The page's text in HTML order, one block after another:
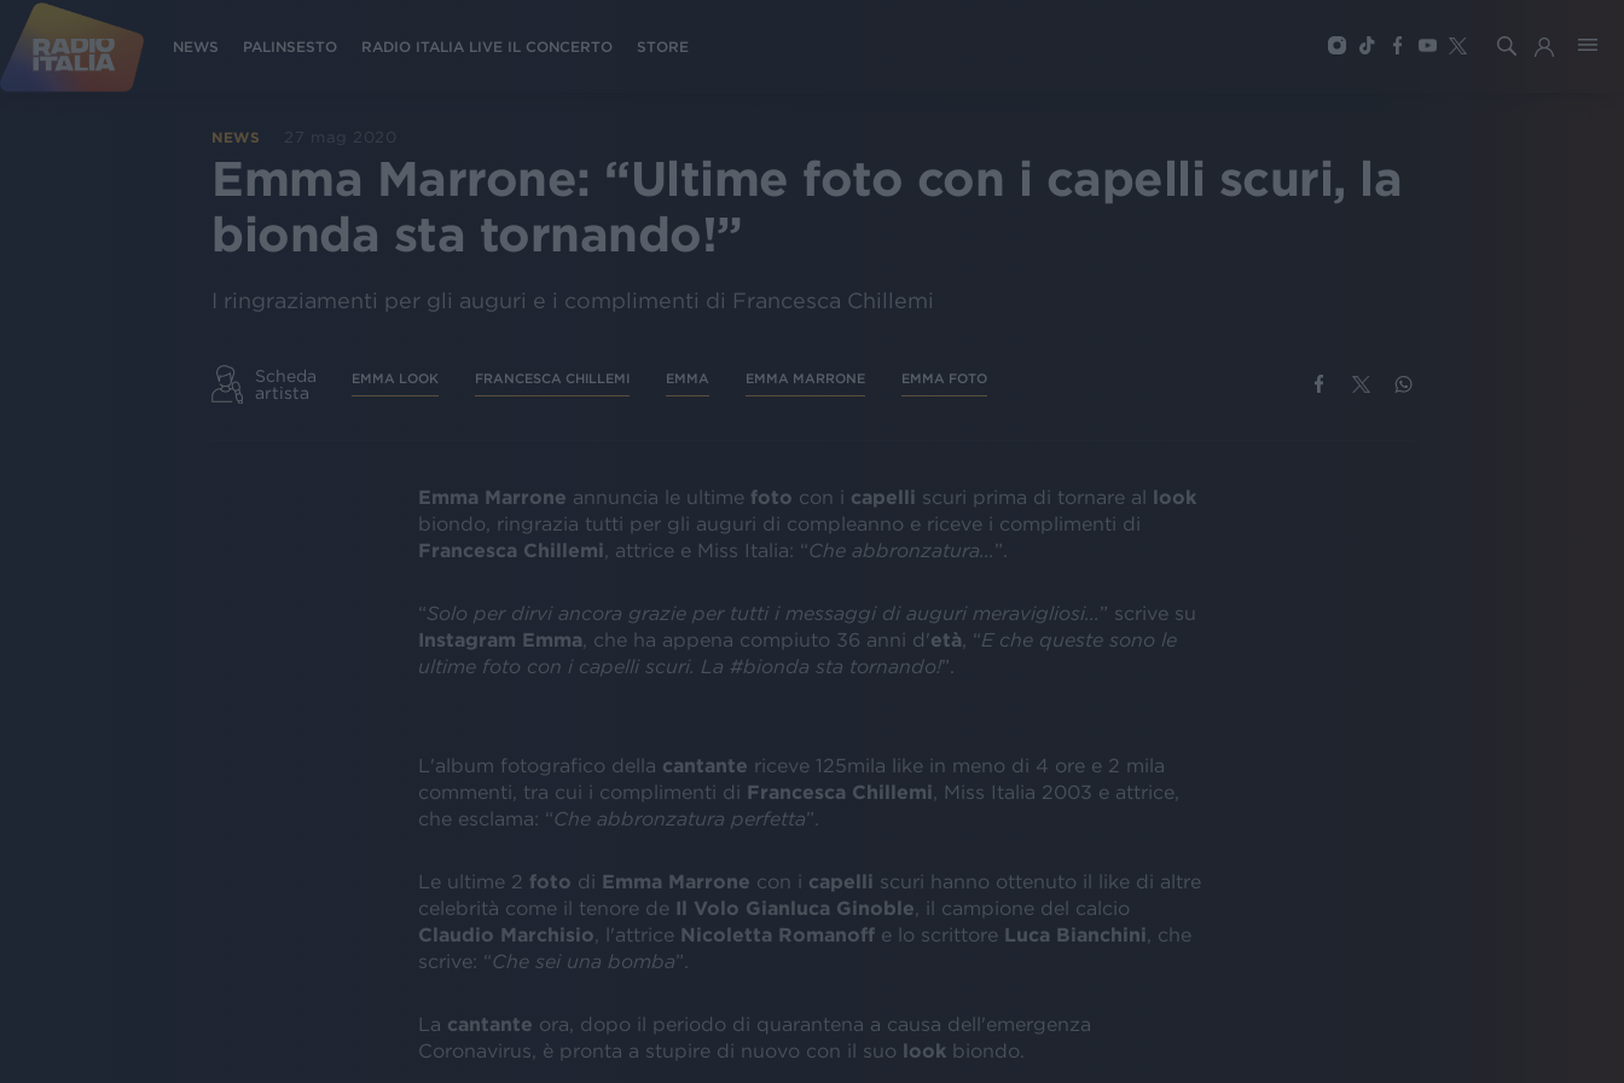
NEWS PALINSESTO RADIO ITALIA LIVE IL CONCERTO STORE
NEWS 27 mag 2020
Emma Marrone: “Ultime foto con i capelli scuri, la
bionda sta tornando!”
I ringraziamenti per gli auguri e i complimenti di Francesca Chillemi
Scheda
artista
EMMA LOOK FRANCESCA CHILLEMI EMMA EMMA MARRONE EMMA FOTO
Emma Marrone annuncia le ultime foto con i capelli scuri prima di tornare al look
biondo, ringrazia tutti per gli auguri di compleanno e riceve i complimenti di
Francesca Chillemi , attrice e Miss Italia: “Che abbronzatura...”.
“Solo per dirvi ancora grazie per tutti i messaggi di auguri meravigliosi...” scrive su
Instagram Emma , che ha appena compiuto 36 anni d'età , “E che queste sono le
ultime foto con i capelli scuri. La #bionda sta tornando!”.
L'album fotografico della cantante riceve 125mila like in meno di 4 ore e 2 mila
commenti, tra cui i complimenti di Francesca Chillemi , Miss Italia 2003 e attrice,
che esclama: “Che abbronzatura perfetta”.
Le ultime 2 foto di Emma Marrone con i capelli scuri hanno ottenuto il like di altre
celebrità come il tenore de Il Volo Gianluca Ginoble , il campione del calcio
Claudio Marchisio , l'attrice Nicoletta Romanoffe lo scrittore Luca Bianchini , che
scrive: “Che sei una bomba”.
La cantante ora, dopo il periodo di quarantena a causa dell'emergenza
Coronavirus, è pronta a stupire di nuovo con il suo look biondo.